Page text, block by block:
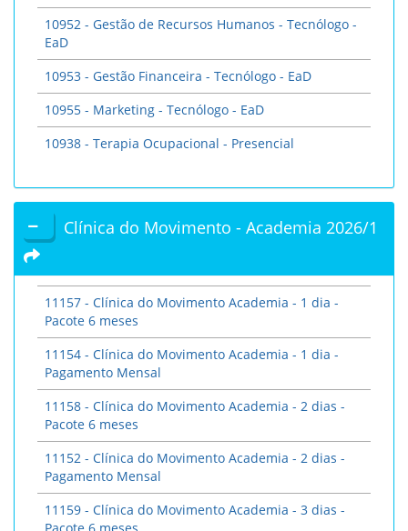
10952 - Gestão de Recursos Humanos - Tecnólogo -
EaD
10953 - Gestão Financeira - Tecnólogo - EaD
10955 - Marketing - Tecnólogo - EaD
10938 - Terapia Ocupacional - Presencial
Clínica do Movimento - Academia 2026/1
11157 - Clínica do Movimento Academia - 1 dia -
Pacote 6 meses
11154 - Clínica do Movimento Academia - 1 dia -
Pagamento Mensal
11158 - Clínica do Movimento Academia - 2 dias -
Pacote 6 meses
11152 - Clínica do Movimento Academia - 2 dias -
Pagamento Mensal
11159 - Clínica do Movimento Academia - 3 dias -